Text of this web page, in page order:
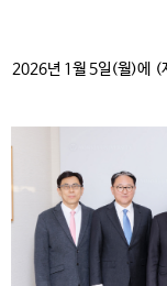
2026년 1월 5일(월)에 (